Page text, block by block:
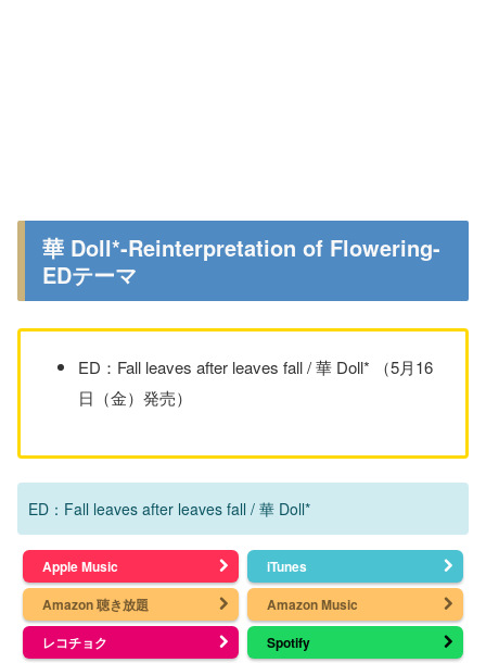
華 Doll*-Reinterpretation of Flowering-
EDテーマ
ED：Fall leaves after leaves fall / 華 Doll* （5月16
日（金）発売）
ED：Fall leaves after leaves fall / 華 Doll*
Apple Music
iTunes
Amazon 聴き放題
Amazon Music
レコチョク
Spotify